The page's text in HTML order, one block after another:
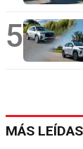
5
MÁS